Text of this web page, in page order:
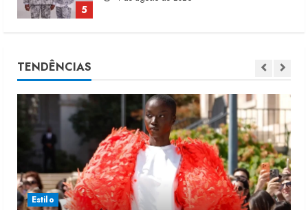
5
1
7 de agosto de 2026
2
Moda vende US$63,7 bilhões em
produtos licenciados
6 de agosto de 2026
TENDÊNCIAS
Estilo